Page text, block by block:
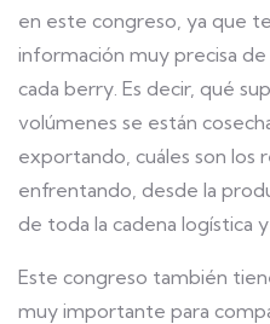
en este congreso, ya que
información muy precisa
cada berry. Es decir, qué
volúmenes se están
exportando, cuáles son los
enfrentando, desde la
de toda la cadena logística
Este congreso también
muy importante para